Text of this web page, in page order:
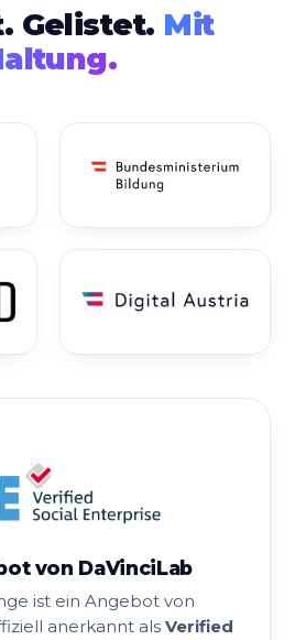
Gelistet. Mit
von DaVinciLab
ist ein Angebot von
anerkannt als Verified